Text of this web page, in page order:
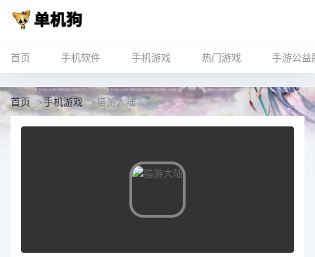
首页 手机软件 手机游戏 热门游戏 手游公益
首页 >手机游戏 >猫游大陆